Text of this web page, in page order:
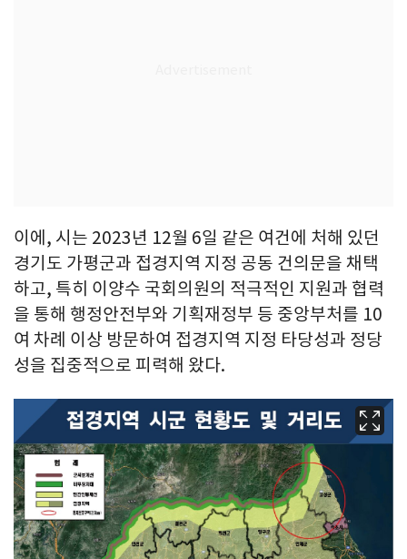
이에, 시는 2023년 12월 6일 같은 여건에 처해 있던
경기도 가평군과 접경지역 지정 공동 건의문을 채택
하고, 특히 이양수 국회의원의 적극적인 지원과 협력
을 통해 행정안전부와 기획재정부 등 중앙부처를 10
여 차례 이상 방문하여 접경지역 지정 타당성과 정당
성을 집중적으로 피력해 왔다.